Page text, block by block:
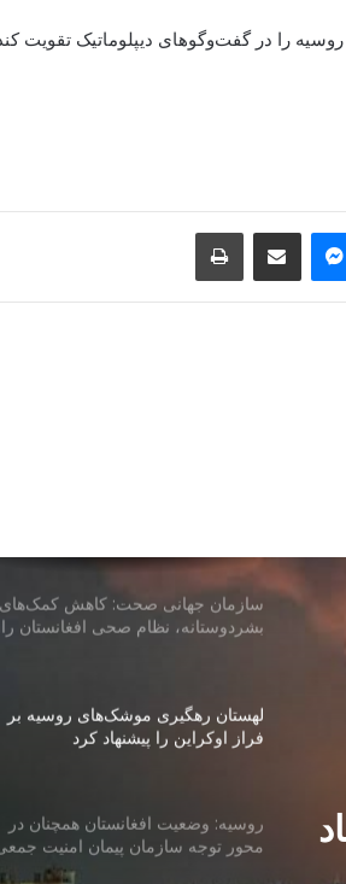
را در گفت‌وگوهای دیپلوماتیک تقویت
Messenger
Share via Email
Print
استقبال سازمان «افغان ایوک» از طرح
حمایت موقت برای شهروندان
سازمان جهانی صحت: کاهش کمک‌های
بشردوستانه، نظام صحی افغانستان را
لهستان رهگیری موشک‌های روسیه بر
فراز اوکراین را پیشنهاد کرد
روسیه: وضعیت افغانستان همچنان در
محور توجه سازمان پیمان امنیت